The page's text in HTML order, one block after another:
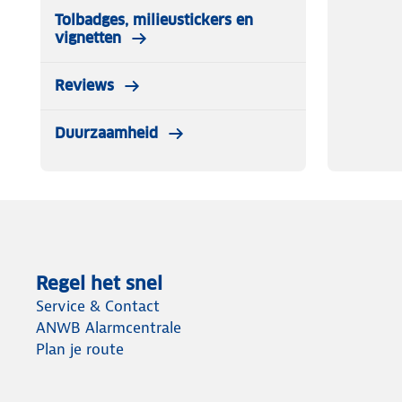
Tolbadges, milieustickers en
vignetten
Reviews
Duurzaamheid
Regel het snel
Service & Contact
ANWB Alarmcentrale
Plan je route